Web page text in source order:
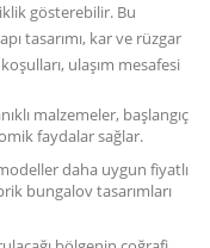
gösterebilir. Bu
tasarımı, kar ve rüzgar
ulaşım mesafesi
malzemeler, başlangıç
faydalar sağlar.
daha uygun fiyatlı
bungalov tasarımları